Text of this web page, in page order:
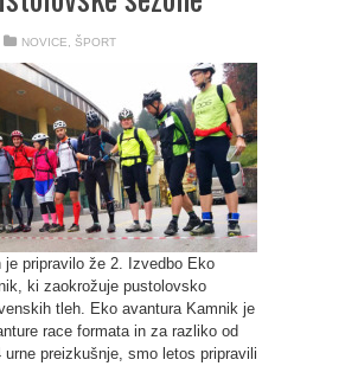
NOVICE ŠPORT
je pripravilo že 2. Izvedbo Eko
ki zaokrožuje pustolovsko
tleh. Eko avantura Kamnik je
race formata in za razliko od
urne preizkušnje, smo letos pripravili